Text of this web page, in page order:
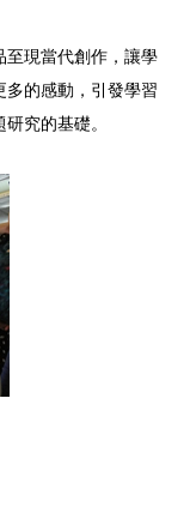
現當代創作，讓學
的感動，引發學習
究的基礎。